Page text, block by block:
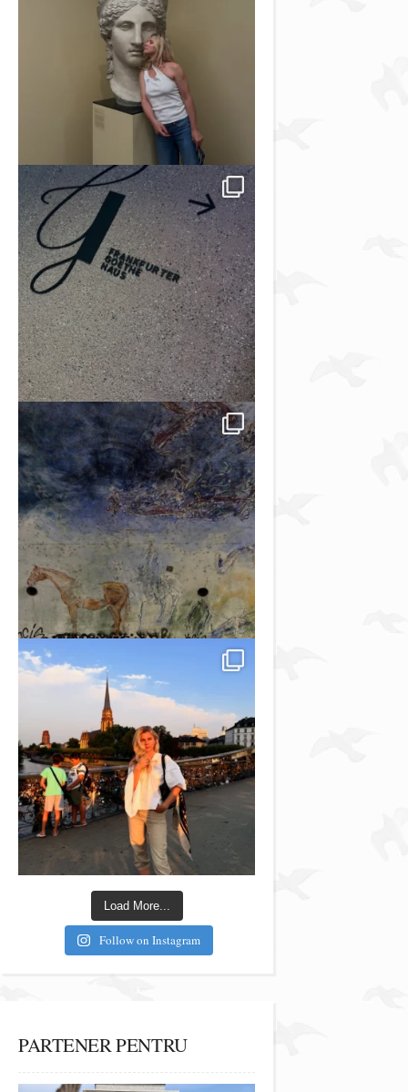
Load More...
Follow on Instagram
PARTENER PENTRU